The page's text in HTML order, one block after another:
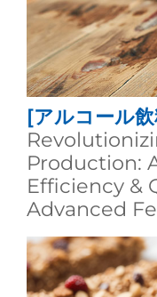
[アルコール
Production:
Efficiency &
Advanced